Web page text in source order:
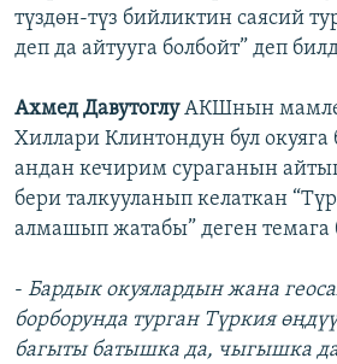
түздөн-түз бийликтин саясий
деп да айтууга болбойт” деп
Ахмед ДавутоглуАКШнын
Хиллари Клинтондун бул
андан кечирим сураганын
бери талкууланып келаткан
алмашып жатабы” деген темага
- Бардык окуялардын жана
борборунда турган Түркия
багыты батышка да, чыгышка